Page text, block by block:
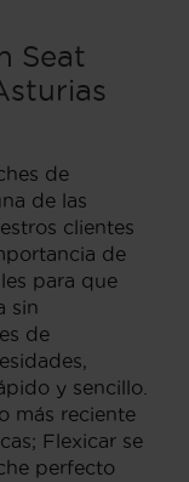
Seat
de
de las
clientes
de
para que
sin
de
y sencillo.
más reciente
Flexicar se
perfecto